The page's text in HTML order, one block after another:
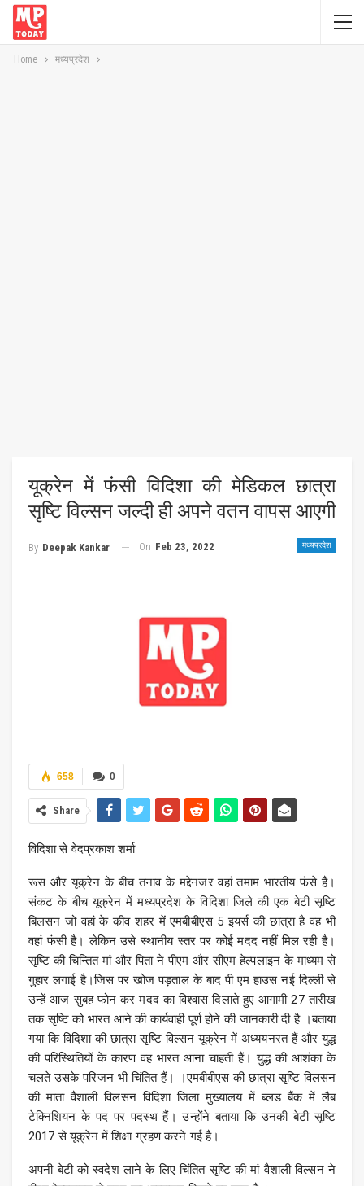
Home मध्यप्रदेश
यूक्रेन में फंसी विदिशा की मेडिकल छात्रा
सृष्टि विल्सन जल्दी ही अपने वतन वापस आएगी
मध्यप्रदेश
By Deepak Kankar On Feb 23, 2022
0
658
Share
विदिशा से वेदप्रकाश शर्मा
रूस और यूक्रेन के बीच तनाव के मद्देनजर वहां तमाम भारतीय फंसे हैं।
संकट के बीच यूक्रेन में मध्यप्रदेश के विदिशा जिले की एक बेटी सृष्टि
बिलसन जो वहां के कीव शहर में एमबीबीएस 5 इयर्स की छात्रा है वह भी
वहां फंसी है। लेकिन उसे स्थानीय स्तर पर कोई मदद नहीं मिल रही है।
सृष्टि की चिन्तित मां और पिता ने पीएम और सीएम हेल्पलाइन के माध्यम से
गुहार लगाई है।जिस पर खोज पड़ताल के बाद पी एम हाउस नई दिल्ली से
उन्हें आज सुबह फोन कर मदद का विश्वास दिलाते हुए आगामी 27 तारीख
तक सृष्टि को भारत आने की कार्यवाही पूर्ण होने की जानकारी दी है ।बताया
गया कि विदिशा की छात्रा सृष्टि विल्सन यूक्रेन में अध्ययनरत हैं और युद्ध
की परिस्थितियों के कारण वह भारत आना चाहती हैं। युद्ध की आशंका के
चलते उसके परिजन भी चिंतित हैं। ।एमबीबीएस की छात्रा सृष्टि विलसन
की माता वैशाली विलसन विदिशा जिला मुख्यालय में ब्लड बैंक में लैब
टेक्निशियन के पद पर पदस्थ हैं। उन्होंने बताया कि उनकी बेटी सृष्टि
2017 से यूक्रेन में शिक्षा ग्रहण करने गई है।
अपनी बेटी को स्वदेश लाने के लिए चिंतित सृष्टि की मां वैशाली विल्सन ने